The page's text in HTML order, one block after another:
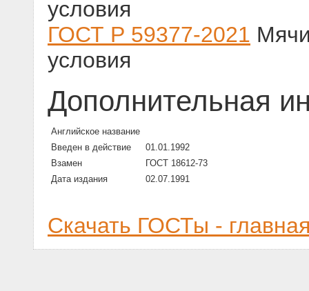
условия
ГОСТ Р 59377-2021
условия
Дополнительная
Английское название
Введен в действие
01.01.1992
Взамен
ГОСТ 18612-73
Дата издания
02.07.1991
Скачать ГОСТы -